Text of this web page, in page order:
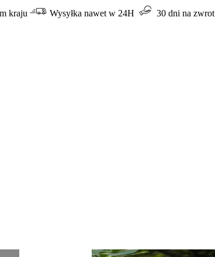
kraju Wysyłka nawet w 24H 30 dni na zwrot